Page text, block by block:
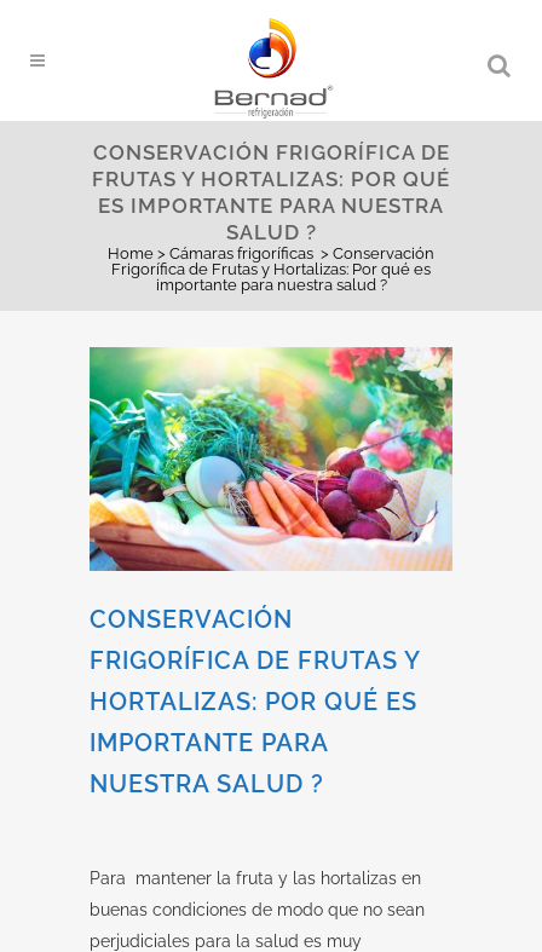
CONSERVACIÓN FRIGORÍFICA DE
FRUTAS Y HORTALIZAS: POR QUÉ
ES IMPORTANTE PARA NUESTRA
SALUD ?
Home > Cámaras frigoríficas > Conservación
Frigorífica de Frutas y Hortalizas: Por qué es
importante para nuestra salud ?
CONSERVACIÓN
FRIGORÍFICA DE FRUTAS Y
HORTALIZAS: POR QUÉ ES
IMPORTANTE PARA
NUESTRA SALUD ?
Para mantener la fruta y las hortalizas en
buenas condiciones de modo que no sean
perjudiciales para la salud es muy